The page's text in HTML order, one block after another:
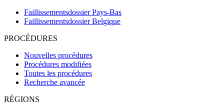
Faillissementsdossier Pays-Bas
Faillissementsdossier Belgique
PROCÉDURES
Nouvelles procédures
Procédures modifiées
Toutes les procédures
Recherche avancée
RÉGIONS